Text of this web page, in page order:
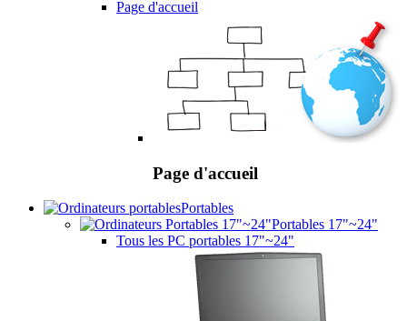
Page d'accueil
Page d'accueil
Portables
Portables 17"~24"
Tous les PC portables 17"~24"